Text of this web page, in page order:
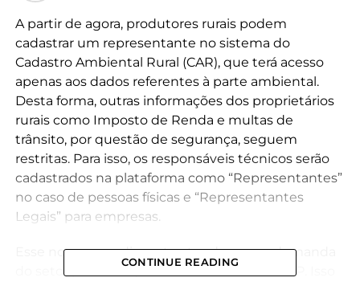
A partir de agora, produtores rurais podem
cadastrar um representante no sistema do
Cadastro Ambiental Rural (CAR), que terá acesso
apenas aos dados referentes à parte ambiental.
Desta forma, outras informações dos proprietários
rurais como Imposto de Renda e multas de
trânsito, por questão de segurança, seguem
restritas. Para isso, os responsáveis técnicos serão
cadastrados na plataforma como “Representantes”
no caso de pessoas físicas e “Representantes
Legais” para empresas.
Esse novo procedimento atende a uma demanda
do setor produtivo, incluindo o Sistema FAEP. Isso
CONTINUE READING